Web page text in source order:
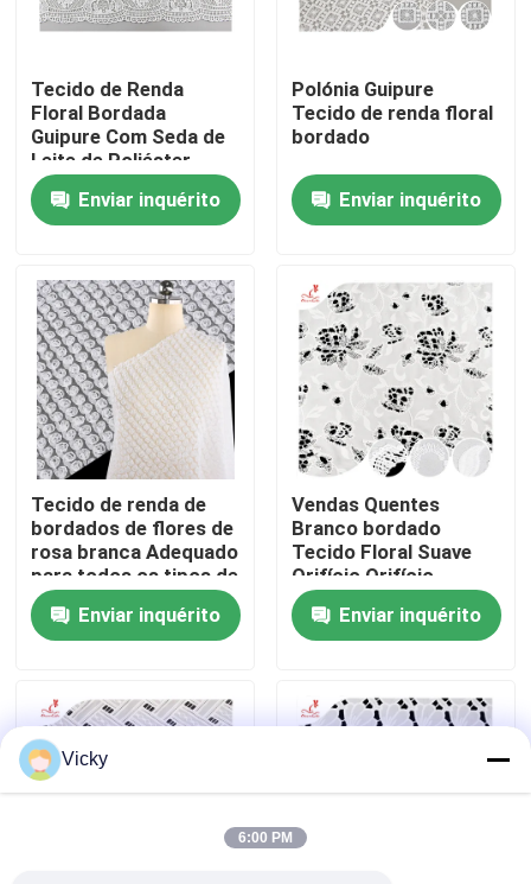
Casa
Sobre nós
Excursão da fábrica
Controle da qualidade
Contacte-nos
Peça umas citações
Exhibition Information
tela bordada do laço
Tecido de Renda
Floral Bordada
Guipure Com Seda de
Leite de Poliéster
Químico
Enviar inquérito
Polónia Guipure
Tecido de renda floral
bordado
Enviar inquérito
Tecido de renda de
bordados de flores de
rosa branca Adequado
para todos os tipos de
roupas Tecidos de
suporte
personalizados
Enviar inquérito
Vendas Quentes
Branco bordado
Tecido Floral Suave
Orifício Orifício
Poliéster Bordado
TecidoEnviar inquérito
Vicky
6:00 PM